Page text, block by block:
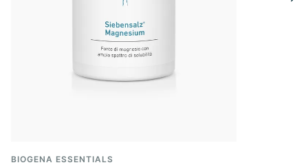
BIOGENA ESSENTIALS